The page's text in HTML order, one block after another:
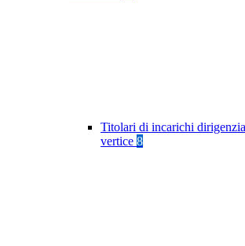
Titolari di incarichi
vertice 8